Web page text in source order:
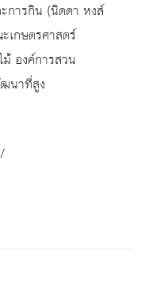
การกิน (นิดดา หงส์
เกษตรศาสตร์
องค์การสวน
นาที่สูง